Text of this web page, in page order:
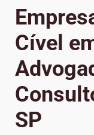
Cível
SP